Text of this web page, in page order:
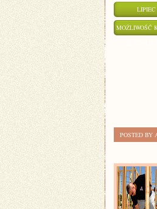
LIPIEC
MOŻLIWOŚĆ
POSTED BY